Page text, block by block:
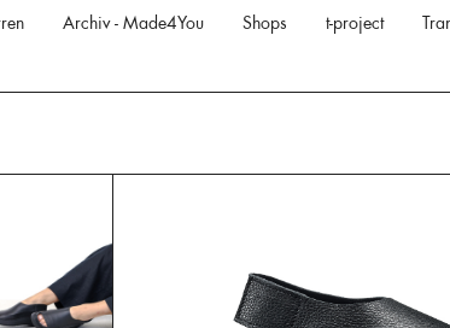
Archiv - Made4You Shops t-project